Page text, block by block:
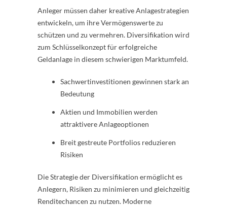
Anleger müssen daher kreative Anlagestrategien
entwickeln, um ihre Vermögenswerte zu
schützen und zu vermehren. Diversifikation wird
zum Schlüsselkonzept für erfolgreiche
Geldanlage in diesem schwierigen Marktumfeld.
Sachwertinvestitionen gewinnen stark an
Bedeutung
Aktien und Immobilien werden
attraktivere Anlageoptionen
Breit gestreute Portfolios reduzieren
Risiken
Die Strategie der Diversifikation ermöglicht es
Anlegern, Risiken zu minimieren und gleichzeitig
Renditechancen zu nutzen. Moderne